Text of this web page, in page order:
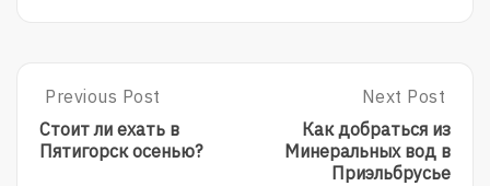
Post
navigation
Previous
Post:
Стоит
Previous Post
Стоит ли ехать в
Пятигорск осенью?
Next
Post:
Как
Добраться
Next Post
Как добраться из
Минеральных вод в
Приэльбрусье